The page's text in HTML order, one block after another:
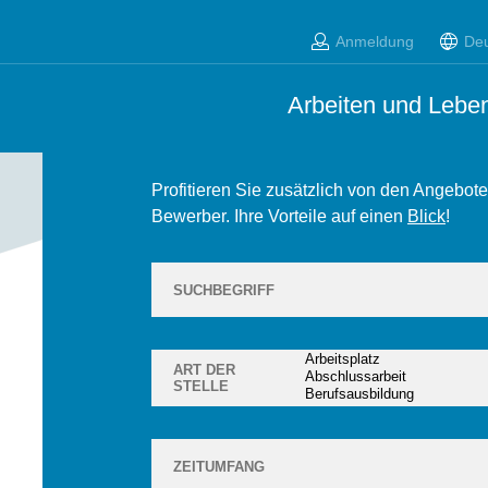
Anmeldung
Arbeiten und
derzeit in unserer Datenbank
Thüringer
Schnell und einfach einen neuen Job,
Profitieren Sie zusätzlich von den
Bewerber. Ihre Vorteile auf einen Blick!
SUCHBEGRIFF
ART DER
STELLE
ZEITUMFANG